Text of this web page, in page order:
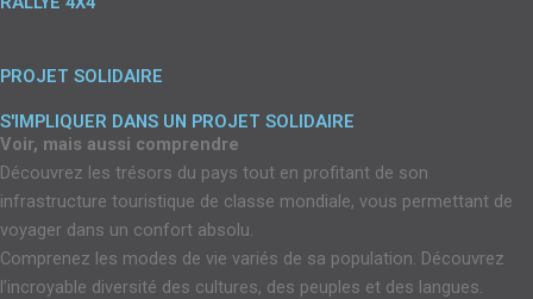
PROJET SOLIDAIRE
S'IMPLIQUER DANS UN PROJET SOLIDAIRE
Voir, mais aussi comprendre
Découvrez les trésors du pays tout en profitant de son
infrastructure touristique de classe mondiale, vous permettant de
voyager dans un confort absolu.
Comprenez les modes de vie variés de sa population. Découvrez
l’incroyable diversité des cultures, des peuples et des langues.